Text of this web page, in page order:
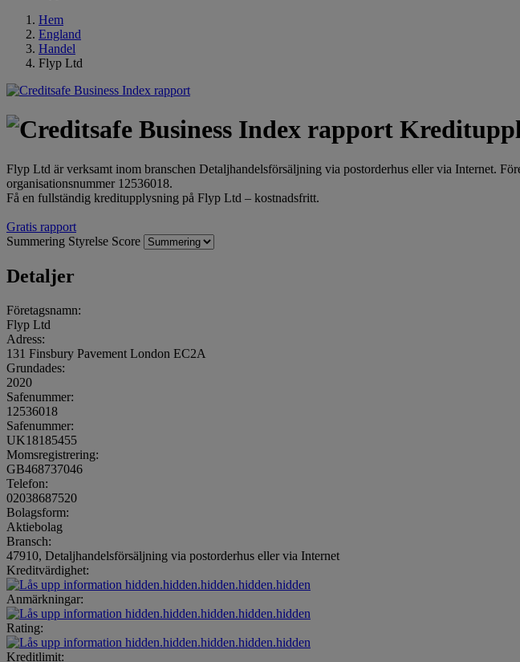
Hem
England
Handel
Flyp Ltd
Flyp Ltd är verksamt inom branschen Detaljhandelsförsäljning via postorderhus eller via Internet.
organisationsnummer 12536018.
Få en fullständig kreditupplysning på Flyp Ltd – kostnadsfritt.
Gratis rapport
Summering Styrelse Score
Detaljer
Företagsnamn:
Flyp Ltd
Adress:
131 Finsbury Pavement London EC2A
Grundades:
2020
Safenummer:
12536018
Safenummer:
UK18185455
Momsregistrering:
GB468737046
Telefon:
02038687520
Bolagsform:
Aktiebolag
Bransch:
47910, Detaljhandelsförsäljning via postorderhus eller via Internet
Kreditvärdighet:
hidden.hidden.hidden.hidden.hidden
Anmärkningar:
hidden.hidden.hidden.hidden.hidden
Rating:
hidden.hidden.hidden.hidden.hidden
Kreditlimit: